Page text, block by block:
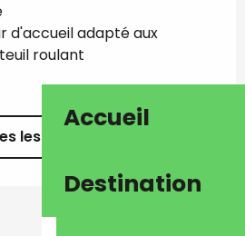
Accueil
Destination
d'accueil adapté aux
roulant
les prestations